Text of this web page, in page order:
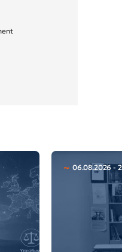
06.08.2026 -